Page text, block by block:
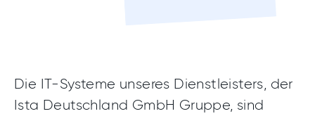
Die IT-Systeme unseres Dienstleisters, der
Ista Deutschland GmbH Gruppe, sind